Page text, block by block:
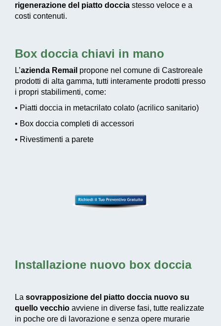
rigenerazione del piatto doccia stesso veloce e a
costi contenuti.
Box doccia chiavi in mano
L’azienda Remail propone nel comune di Castroreale
prodotti di alta gamma, tutti interamente prodotti presso
i propri stabilimenti, come:
• Piatti doccia in metacrilato colato (acrilico sanitario)
• Box doccia completi di accessori
• Rivestimenti a parete
Installazione nuovo box doccia
La sovrapposizione del piatto doccia nuovo su
quello vecchio avviene in diverse fasi, tutte realizzate
in poche ore di lavorazione e senza opere murarie